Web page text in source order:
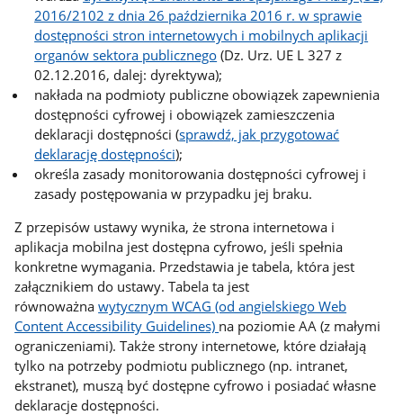
2016/2102 z dnia 26 października 2016 r. w sprawie
dostępności stron internetowych i mobilnych aplikacji
organów sektora publicznego (Dz. Urz. UE L 327 z
02.12.2016, dalej: dyrektywa);
nakłada na podmioty publiczne obowiązek zapewnienia
dostępności cyfrowej i obowiązek zamieszczenia
deklaracji dostępności (sprawdź, jak przygotować
deklarację dostępności);
określa zasady monitorowania dostępności cyfrowej i
zasady postępowania w przypadku jej braku.
Z przepisów ustawy wynika, że strona internetowa i
aplikacja mobilna jest dostępna cyfrowo, jeśli spełnia
konkretne wymagania. Przedstawia je tabela, która jest
załącznikiem do ustawy. Tabela ta jest
równoważnawytycznym WCAG (od angielskiego Web
Content Accessibility Guidelines) na poziomie AA (z małymi
ograniczeniami). Także strony internetowe, które działają
tylko na potrzeby podmiotu publicznego (np. intranet,
ekstranet), muszą być dostępne cyfrowo i posiadać własne
deklaracje dostępności.